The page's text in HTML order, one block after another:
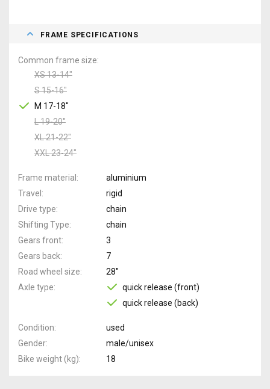
FRAME SPECIFICATIONS
Common frame size
XS 13-14"
S 15-16"
M 17-18"
L 19-20"
XL 21-22"
XXL 23-24"
Frame material
aluminium
Travel
rigid
Drive type
chain
Shifting Type
chain
Gears front
3
Gears back
7
Road wheel size
28"
Axle type
quick release (front)
quick release (back)
Condition
used
Gender
male/unisex
Bike weight (kg)
18